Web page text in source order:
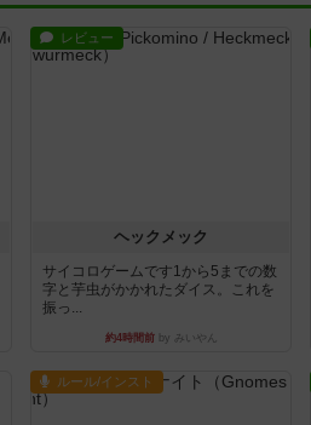
レビュー
ヘックメック
サイコロゲームです1から5までの数
字と芋虫がかかれたダイス。これを
振っ...
約4時間前by みいやん
ルール/インスト